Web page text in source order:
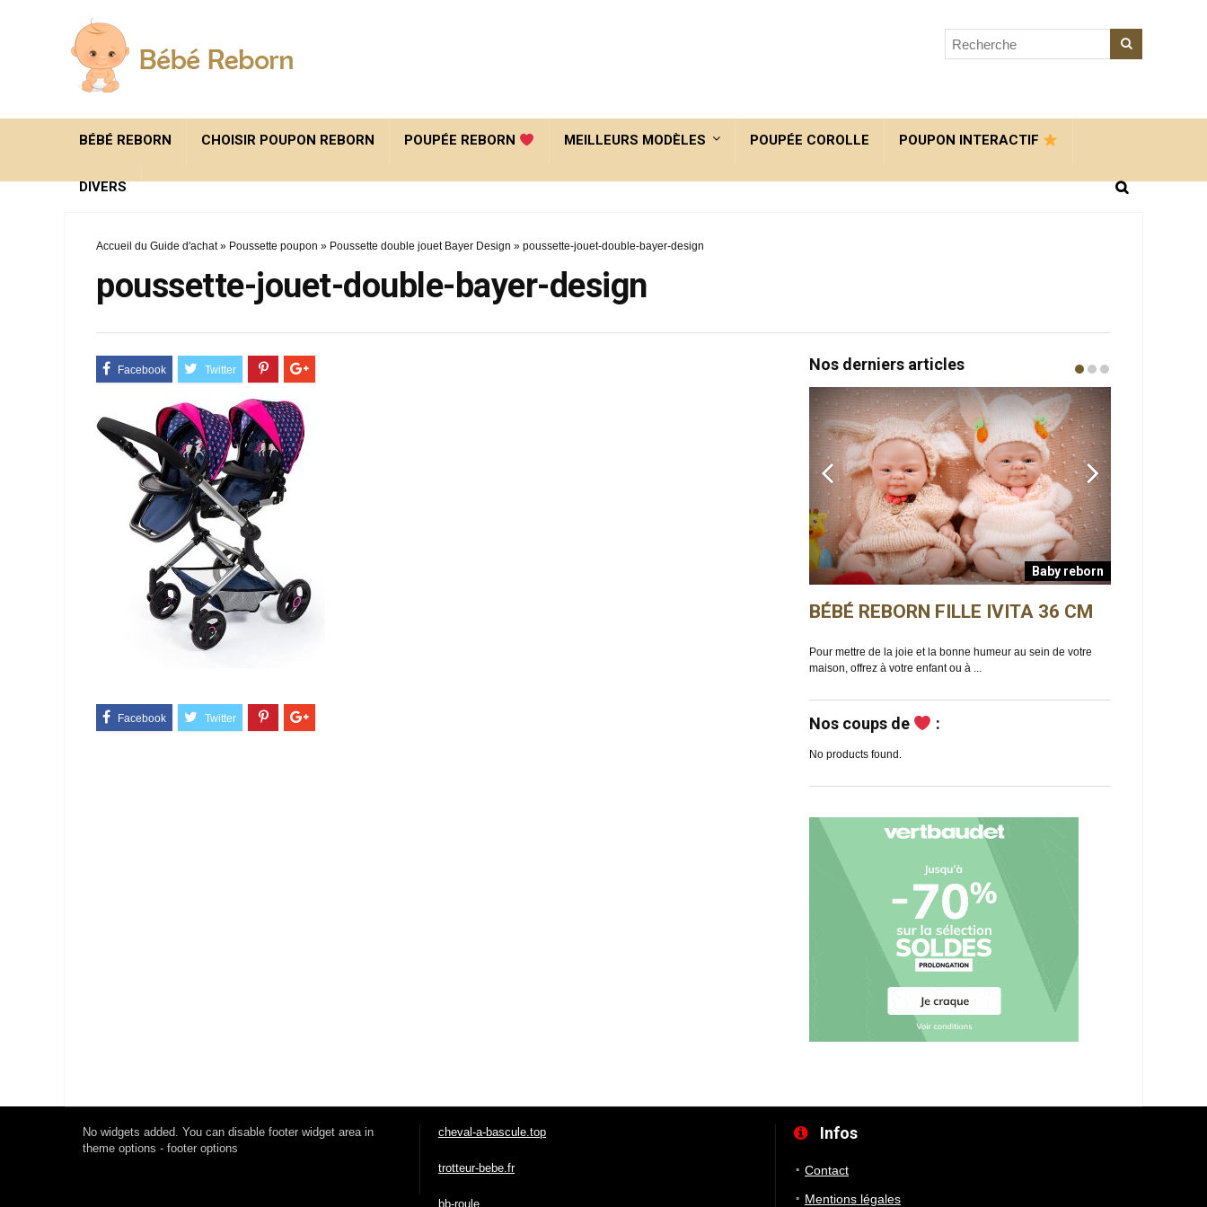
BÉBÉ REBORN CHOISIR POUPON REBORN POUPÉE REBORN MEILLEURS MODÈLES POUPÉE COROLLE POUPON INTERACTIF
DIVERS
Accueil du Guide d'achat» Poussette poupon » Poussette double jouet Bayer Design » poussette-jouet-double-bayer-design
poussette-jouet-double-bayer-design
Nos derniers articles
Baby reborn
BÉBÉ REBORN FILLE IVITA 36 CM
Pour mettre de la joie et la bonne humeur au sein de votre
maison, offrez à votre enfant ou à ...
Nos coups de :
No products found.
No widgets added. You can disable footer widget area in
theme options - footer options
cheval-a-bascule.top
trotteur-bebe.fr
bb-roule
Infos
Contact
Mentions légales